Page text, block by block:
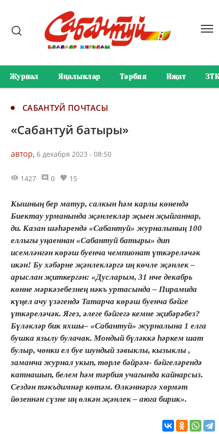
Журнал Яңалыклар Тәрбия Иҗат ЗТК
САБАНТУЙ ПОЧТАСЫ
«Сабантуй батыры»
автор, 6 декабря 2023 - 08:50
1427 0 15
Кышның бер матур, салкын һәм карлы көнендә
Биектау урманында җәнлекләр җыен җыйганнар,
ди. Казан шәһәрендә «Сабантуй» журналының 100
еллыгы уңаеннан «Сабантуй батыры» дип
исемләнгән көрәш буенча чемпионат үткәреләчәк
икән! Бу хәбәрне җәнлекләргә иң көчле җәнлек –
арыслан җиткергән: «Дусларым, 31 нче декабрь
көнне мәркәзебезнең нәкъ уртасында – Пирамида
күңел ачу үзәгендә Татарча көрәш буенча бәйге
үткәреләчәк. Ягез, әлеге бәйгегә кемне җибәрәбез?
Бүләкләр бик яхшы– «Сабантуй» журналына 1 елга
бушка язылу булачак. Мондый бүләккә һәркем шат
булыр, чөнки ел буе шундый зәвыклы, кызыклы ,
заманча журнал укып, төрле бәйрәм- бәйгеләрендә
катнашып, белем һәм тәрбия учагында кайнарсыз.
Сездән тәкъдимнәр көтәм. Өлкәннәргә хөрмәт
йөзеннән сүзне иң өлкән җәнлек – аюга бирик».